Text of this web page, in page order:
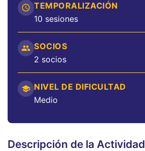
TEMPORALIZACIÓN
10 sesiones
SOCIOS
2 socios
NIVEL DE DIFICULTAD
Medio
Descripción de la Actividad